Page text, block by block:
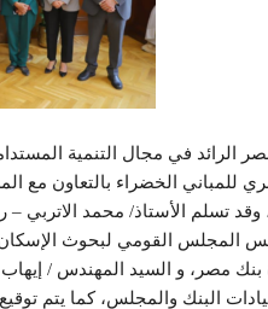
الرائد في مجال التنمية
للمباني الخضراء بالتعاون مع
تسلم الأستاذ/ محمد الاتربي –
المجلس القومي لبحوث الإسكان
مصر، و السيد المهندس / إيهاب
البنك والمجلس، كما يتم